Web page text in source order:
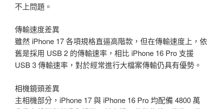
不上問題。
傳輸速度差異
雖然 iPhone 17 各項規格直逼高階款，但在傳輸速度上，依
舊是採用 USB 2 的傳輸速率，相比 iPhone 16 Pro 支援
USB 3 傳輸速率，對於經常進行大檔案傳輸仍具有優勢。
相機鏡頭差異
主相機部分，iPhone 17 與 iPhone 16 Pro 均配備 4800 萬